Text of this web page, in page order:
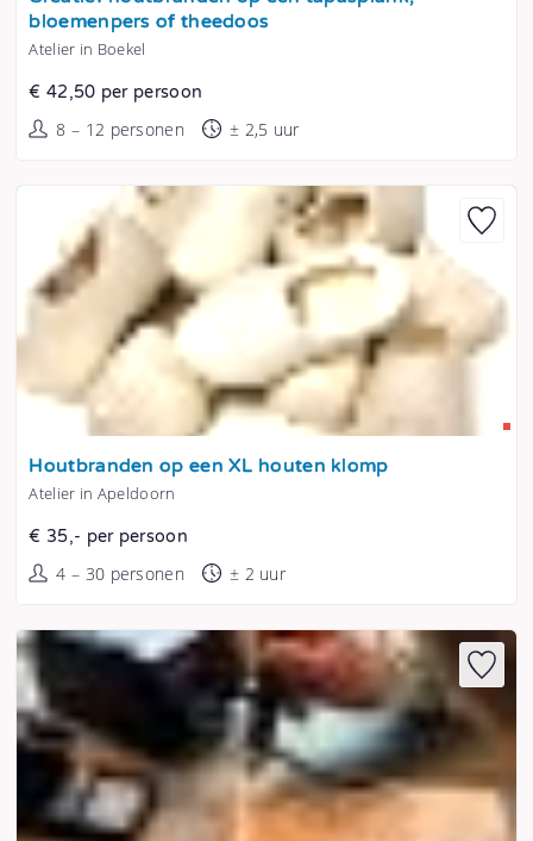
bloemenpers of theedoos
Atelier in Boekel
€ 42,50 per persoon
8 – 12 personen ± 2,5 uur
Tonen
Houtbranden op een XL houten klomp
Atelier in Apeldoorn
€ 35,- per persoon
4 – 30 personen ± 2 uur